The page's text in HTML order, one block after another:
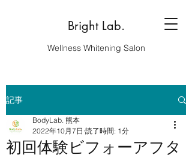
Bright Lab.
Wellness Whitening Salon
記事
初回体験ビフォーアフタ
BodyLab. 熊本
2022年10月7日 読了時間: 1分